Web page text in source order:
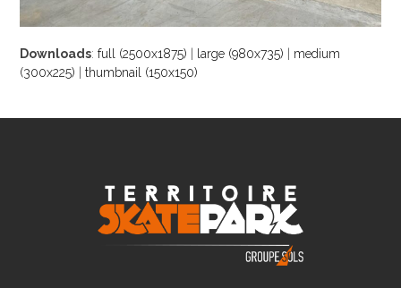
Downloads:full (2500x1875) large (980x735)
medium
(300x225) |thumbnail (150x150)